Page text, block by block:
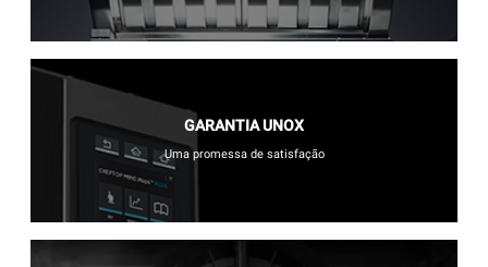
GARANTIA UNOX
Uma promessa de satisfação